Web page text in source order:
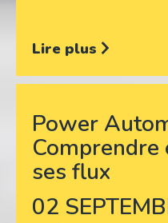
Lire plus
Power
ses flux
02